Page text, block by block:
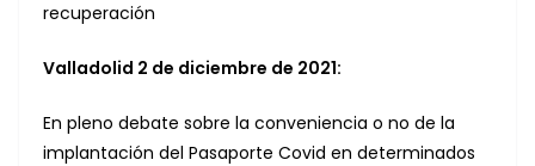
recuperación
Valladolid 2 de diciembre de 2021:
En pleno debate sobre la conveniencia o no de la
implantación del Pasaporte Covid en determinados